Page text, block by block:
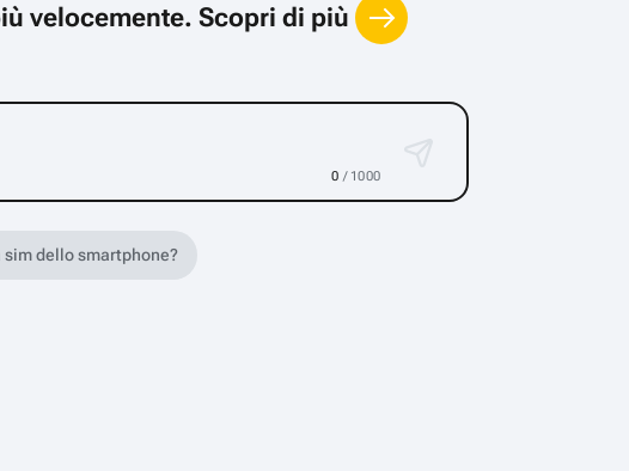
velocemente. Scopri di più
0 / 1000
dello smartphone?